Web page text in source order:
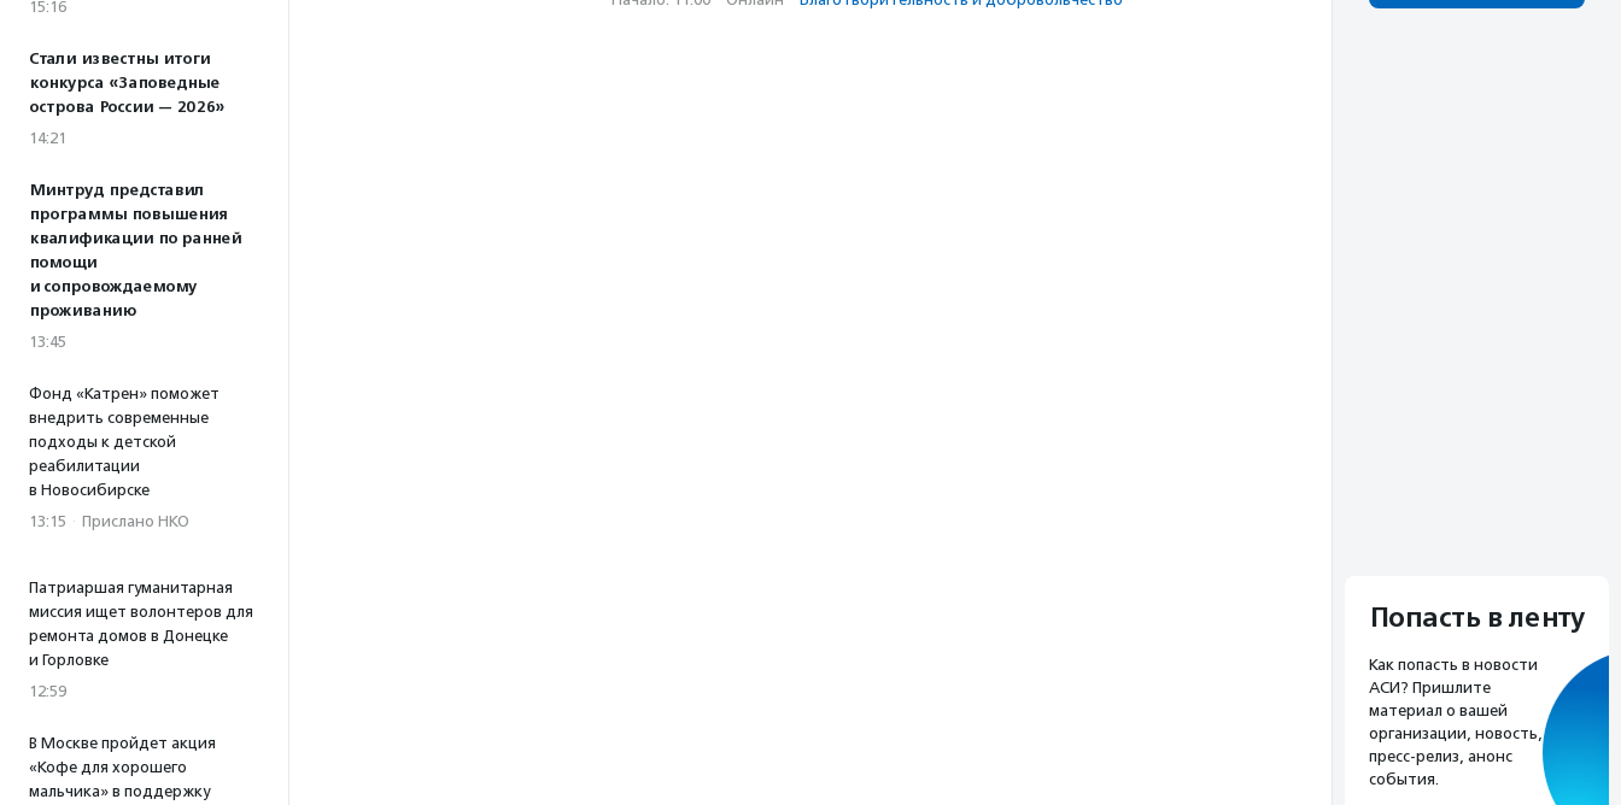
15:16
Стали известны итоги
конкурса «Заповедные
острова России — 2026»
14:21
Минтруд представил
программы повышения
квалификации по ранней
помощи
и сопровождаемому
проживанию
13:45
Фонд «Катрен» поможет
внедрить современные
подходы к детской
реабилитации
в Новосибирске
13:15 · Прислано НКО
Патриаршая гуманитарная
миссия ищет волонтеров для
ремонта домов в Донецке
и Горловке
12:59
В Москве пройдет акция
«Кофе для хорошего
мальчика» в поддержку
Попасть в ленту
Как попасть в новости
АСИ? Пришлите
материал о вашей
организации, новость,
пресс-релиз, анонс
события.